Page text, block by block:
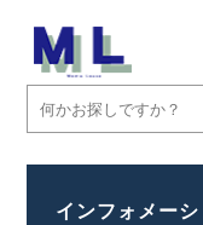
インフォメー